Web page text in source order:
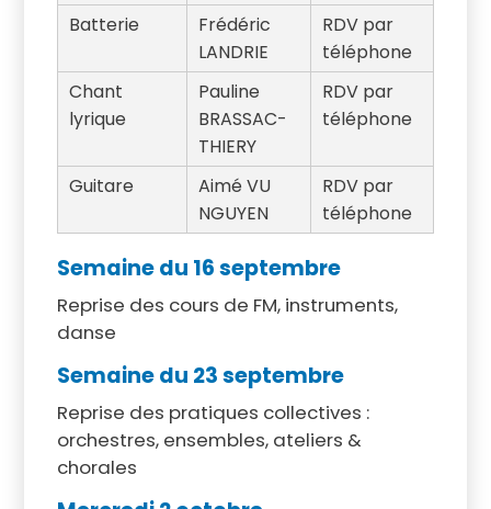
Batterie
Frédéric
LANDRIE
RDV par
téléphone
Chant
lyrique
Pauline
BRASSAC-
THIERY
RDV par
téléphone
Guitare
Aimé VU
NGUYEN
RDV par
téléphone
Semaine du 16 septembre
Reprise des cours de FM, instruments,
danse
Semaine du 23 septembre
Reprise des pratiques collectives :
orchestres, ensembles, ateliers &
chorales